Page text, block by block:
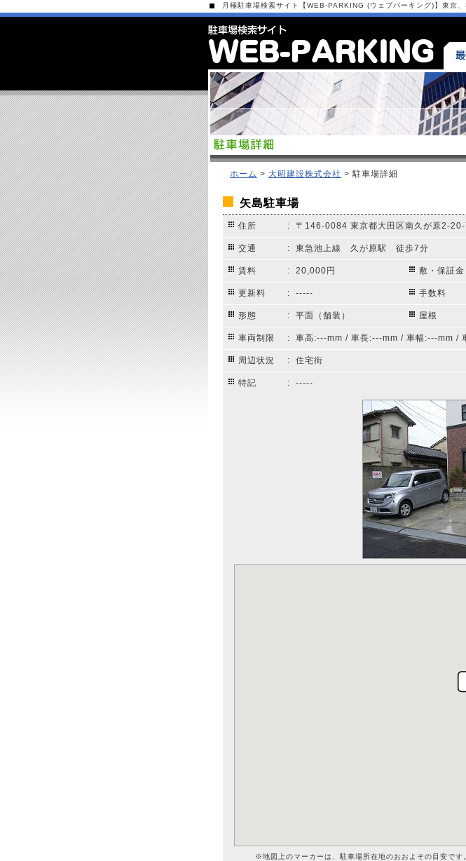
月極駐車場検索サイト【WEB-PARKING (ウェブパーキング)】東京
ホーム > 大昭建設株式会社 > 駐車場詳細
矢島駐車場
住所 : 〒146-0084 東京都大田区南久が原2-20-
交通 : 東急池上線 久が原駅 徒歩7分
賃料 : 20,000円 敷・保証金
更新料 : ----- 手数料
形態 : 平面（舗装） 屋根
車両制限 : 車高:---mm / 車長:---mm / 車幅:---mm /
周辺状況 : 住宅街
特記 : -----
※地図上のマーカーは、駐車場所在地のおおよその目安です